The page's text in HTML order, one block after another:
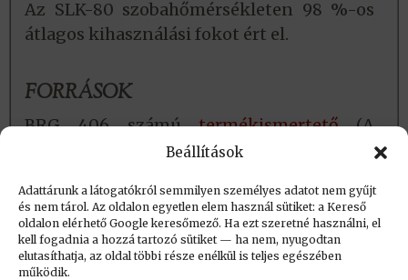
Beállítások
Adattárunk a látogatókról semmilyen személyes adatot nem gyűjt
és nem tárol. Az oldalon egyetlen elem használ sütiket: a Kereső
oldalon elérhető Google keresőmező. Ha ezt szeretné használni, el
kell fogadnia a hozzá tartozó sütiket — ha nem, nyugodtan
elutasíthatja, az oldal többi része enélkül is teljes egészében
működik.
Az SLK-80 szobahőmérsékleten 98 %-os
átlagos kihasználási fokot ért el.
FORRÁSOK
BRG 406 számútermékismertető(A
dokumentum Vincze István
Létrehozva: 2017.07.06. 14:24
Utolsó módosítás: 2021.02.26. 19:40